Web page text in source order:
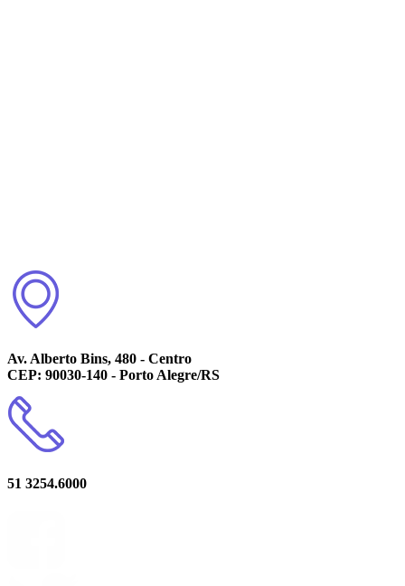
Av. Alberto Bins, 480 - Centro
CEP: 90030-140 - Porto Alegre/RS
51 3254.6000